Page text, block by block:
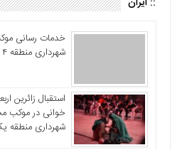
خدمات رسانی
شهرداری منطقه ۴ در مسیر مشایه
استقبال زائرین
خوانی در موکب
شهرداری منطقه